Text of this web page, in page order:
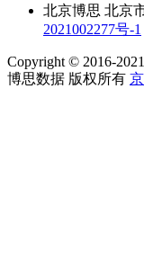
北京博思 北京
2021002277号-1
Copyright © 2016-
博思数据 版权所有